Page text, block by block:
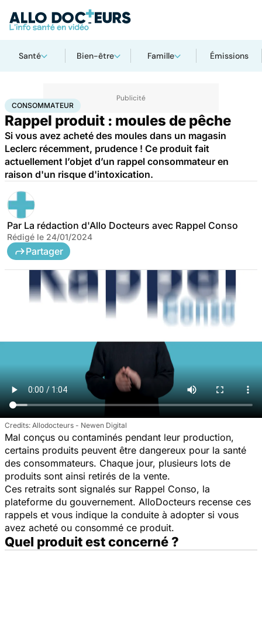
Santé Bien-être Famille Émissions
AccueilSantéConsommateur
CONSOMMATEUR
Rappel produit : moules de pêche
Si vous avez acheté des moules dans un magasin
Leclerc récemment, prudence ! Ce produit fait
actuellement l’objet d’un rappel consommateur en
raison d'un risque d'intoxication.
Par La rédaction d'Allo Docteurs avec Rappel Conso
Rédigé le 24/01/2024
Partager
Allodocteurs - Newen Digital
Mal conçus ou contaminés pendant leur production,
certains produits peuvent être dangereux pour la santé
des consommateurs. Chaque jour, plusieurs lots de
produits sont ainsi retirés de la vente.
Ces retraits sont signalés sur Rappel Conso, la
plateforme du gouvernement. AlloDocteurs recense ces
rappels et vous indique la conduite à adopter si vous
avez acheté ou consommé ce produit.
Quel produit est concerné ?